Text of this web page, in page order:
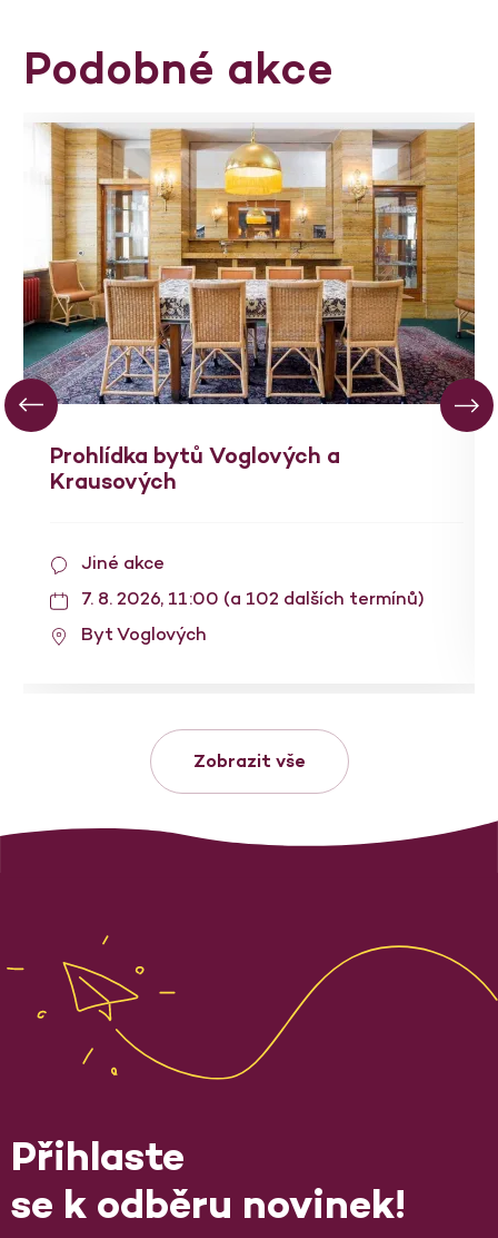
Podobné akce
Prohlídka bytů Voglových a
Krausových
Jiné akce
7. 8. 2026, 11:00 (a 102 dalších termínů)
Byt Voglových
Zobrazit vše
Přihlaste
se k odběru novinek!